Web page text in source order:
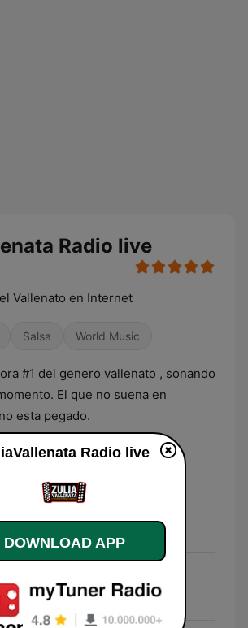
Radio live
Vallenato en Internet
Salsa World Music
#1 del genero vallenato , sonando
El que no suena en
esta pegado.
Dangond & Juancho de La
Radio live
DOWNLOAD APP